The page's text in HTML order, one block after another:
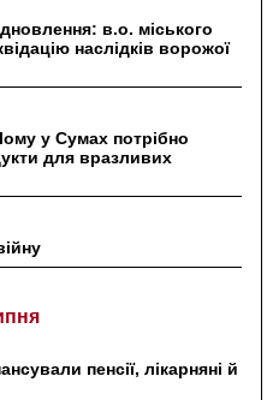
в.о. міського
наслідків ворожої
у Сумах потрібно
для вразливих
пенсії, лікарняні й